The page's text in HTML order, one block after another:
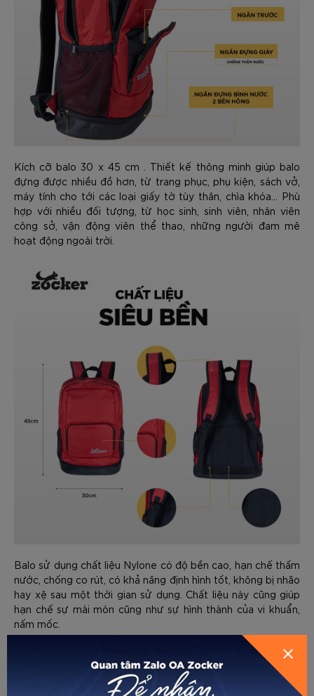
Kích cỡ balo 30 x 45 cm . Thiết kế thông minh giúp balo
đựng được nhiều đồ hơn, từ trang phục, phụ kiện, sách vở,
máy tính cho tới các loại giấy tờ tùy thân, chìa khóa... Phù
hợp với nhiều đối tượng, từ học sinh, sinh viên, nhân viên
công sở, vận động viên thể thao, những người đam mê
hoạt động ngoài trời.
Balo sử dụng chất liệu Nylone có độ bền cao, hạn chế thấm
nước, chống co rút, có khả năng định hình tốt, không bị nhão
hay xệ sau một thời gian sử dụng. Chất liệu này cũng giúp
hạn chế sự mài mòn cũng như sự hình thành của vi khuẩn,
nấm mốc.
VẤN CHO BẠN